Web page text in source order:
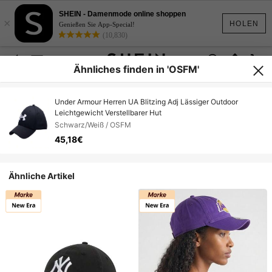
HOLEN
×
SHEIN - Damenmode online shoppen
Genießen Sie App-Special!
(10,830)
Ähnliches finden in 'OSFM'
Under Armour Herren UA Blitzing Adj Lässiger Outdoor
Leichtgewicht Verstellbarer Hut
Schwarz/Weiß / OSFM
45,18€
Ähnliche Artikel